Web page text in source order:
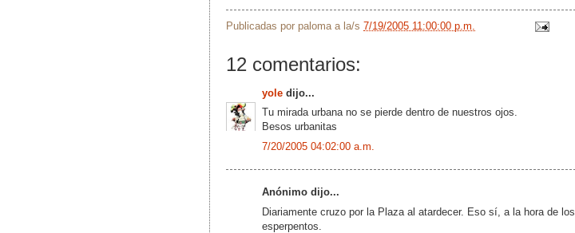
Publicadas por paloma a la/s 7/19/2005 11:00:00 p.m.
12 comentarios:
yole dijo...
Tu mirada urbana no se pierde dentro de nuestros ojos.
Besos urbanitas
7/20/2005 04:02:00 a.m.
Anónimo dijo...
Diariamente cruzo por la Plaza al atardecer. Eso sí, a la hora de los
esperpentos.